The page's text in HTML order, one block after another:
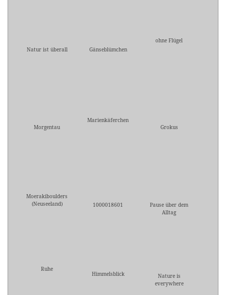
Natur ist überall Gänseblümchen
ohne Flügel
Morgentau
Marienkäferchen
Grokus
Moerakiboulders
(Neuseeland)
1000018601
Pause über dem
Alltag
Ruhe
Himmelsblick
Nature is
everywhere